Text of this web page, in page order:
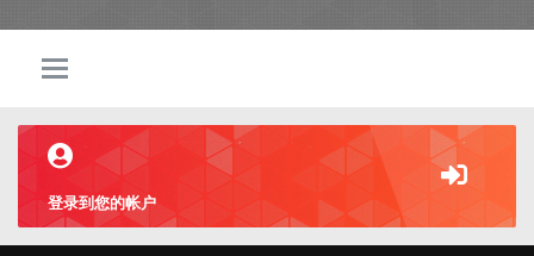
登录到您的帐户